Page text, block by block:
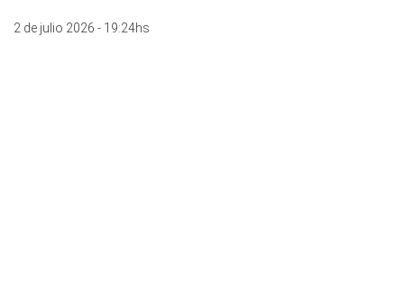
2 de julio 2026 - 19:24hs